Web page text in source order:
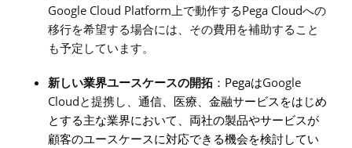
Google Cloud Platform 上で動作するPega Cloudへの
移行を希望する場合には、その費用を補助すること
も予定しています。
新しい業界ユースケースの開拓 ： PegaはGoogle
Cloudと提携し、通信、医療、金融サービスをはじめ
とする主な業界において、両社の製品やサービスが
顧客のユースケースに対応できる機会を検討してい